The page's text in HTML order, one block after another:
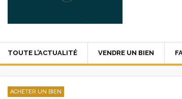
TOUTE L’ACTUALITÉ VENDRE UN BIEN
ACHETER UN BIEN